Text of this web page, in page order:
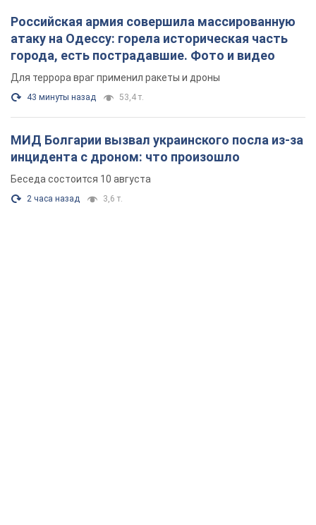
Российская армия совершила массированную
атаку на Одессу: горела историческая часть
города, есть пострадавшие. Фото и видео
Для террора враг применил ракеты и дроны
43 минуты назад 53,4 т.
МИД Болгарии вызвал украинского посла из-за
инцидента с дроном: что произошло
Беседа состоится 10 августа
2 часа назад 3,6 т.